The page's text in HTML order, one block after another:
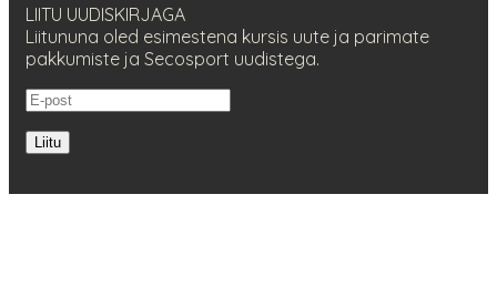
LIITU UUDISKIRJAGA
Liitununa oled esimestena kursis uute ja parimate
pakkumiste ja Secosport uudistega.
Liitu